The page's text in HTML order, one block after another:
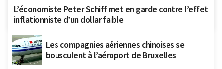
L’économiste Peter Schiff met en garde contre l’effet
inflationniste d’un dollar faible
Les compagnies aériennes chinoises se
bousculent à l’aéroport de Bruxelles